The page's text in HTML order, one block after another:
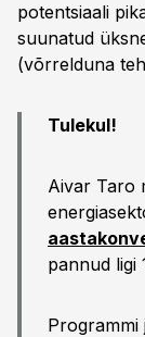
potentsiaali
suunatud
(võrrelduna
Tulekul!
Aivar Taro
pannud ligi
Programmi